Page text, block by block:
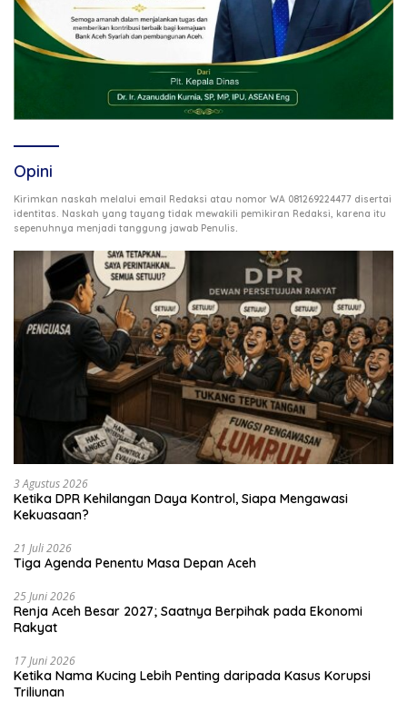
Opini
Kirimkan naskah melalui email Redaksi atau nomor WA 081269224477 disertai
identitas. Naskah yang tayang tidak mewakili pemikiran Redaksi, karena itu
sepenuhnya menjadi tanggung jawab Penulis
3 Agustus 2026
Ketika DPR Kehilangan Daya Kontrol, Siapa Mengawasi
Kekuasaan?
21 Juli 2026
Tiga Agenda Penentu Masa Depan Aceh
25 Juni 2026
Renja Aceh Besar 2027; Saatnya Berpihak pada Ekonomi
Rakyat
17 Juni 2026
Ketika Nama Kucing Lebih Penting daripada Kasus Korupsi
Triliunan